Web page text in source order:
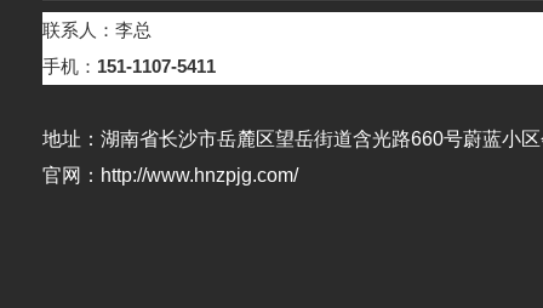
长沙荣誉资质
联系人：李总
手机： 151-1107-5411
地址：湖南省长沙市岳麓区望岳街道含光路660号蔚蓝小
官网：http://www.hnzpjg.com/